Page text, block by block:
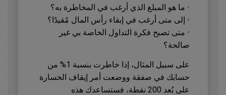
• ما هو المبلغ الذي أرغب في المخاطرة به؟
• إلى متى أرغب في إبقاء رأس المال مُقيدًا؟
• متى تصبح فكرة التداول الخاصة بي غير
صالحة؟
على سبيل المثال، إذا خاطرت بنسبة 1% من
حسابك في صفقة ووضعت أمر إيقاف الخسارة
على بُعد 200 نقطة، فستساعدك هذه